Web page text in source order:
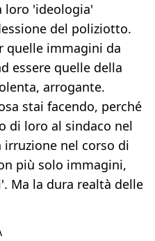
loro 'ideologia'
del poliziotto.
quelle immagini da
essere quelle della
arrogante.
stai facendo, perché
di loro al sindaco nel
nel corso di
più solo immagini,
Ma la dura realtà delle